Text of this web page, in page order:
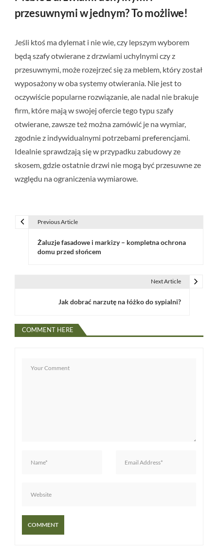
przesuwnymi w jednym? To możliwe!
Jeśli ktoś ma dylemat i nie wie, czy lepszym wyborem
będą szafy otwierane z drzwiami uchylnymi czy z
przesuwnymi, może rozejrzeć się za meblem, który został
wyposażony w oba systemy otwierania. Nie jest to
oczywiście popularne rozwiązanie, ale nadal nie brakuje
firm, które mają w swojej ofercie tego typu szafy
otwierane, zawsze też można zamówić je na wymiar,
zgodnie z indywidualnymi potrzebami preferencjami.
Idealnie sprawdzają się w przypadku zabudowy ze
skosem, gdzie ostatnie drzwi nie mogą być przesuwne ze
względu na ograniczenia wymiarowe.
c
Previous Article
Żaluzje fasadowe i markizy – kompletna ochrona
domu przed słońcem
Next Article
Jak dobrać narzutę na łóżko do sypialni?
COMMENT HERE